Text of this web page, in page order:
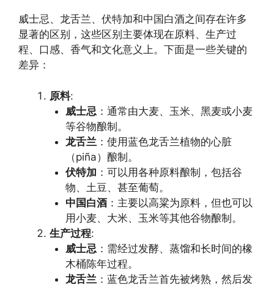
威士忌、龙舌兰、伏特加和中国白酒之间存在许多
显著的区别，这些区别主要体现在原料、生产过
程、口感、香气和文化意义上。下面是一些关键的
差异：
原料:
威士忌 ：通常由大麦、玉米、黑麦或小麦
等谷物酿制。
龙舌兰 ：使用蓝色龙舌兰植物的心脏
（piña）酿制。
伏特加 ：可以用各种原料酿制，包括谷
物、土豆、甚至葡萄。
中国白酒：主要以高粱为原料，但也可以
用小麦、大米、玉米等其他谷物酿制。
生产过程:
威士忌 ：需经过发酵、蒸馏和长时间的橡
木桶陈年过程。
龙舌兰 ：蓝色龙舌兰首先被烤熟，然后发